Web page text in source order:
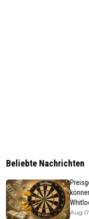
Beliebte Nachrichten
Aug